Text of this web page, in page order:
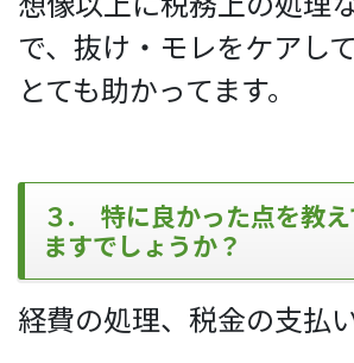
で、抜け・モレをケアし
とても助かってます。
３. 特に良かった点を教え
ますでしょうか？
経費の処理、税金の支払